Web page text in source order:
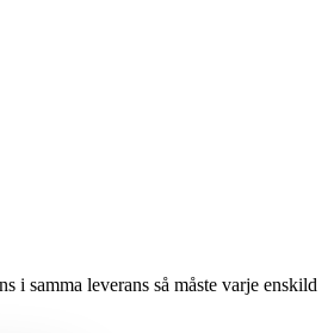
i samma leverans så måste varje enskild